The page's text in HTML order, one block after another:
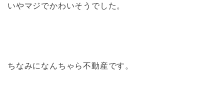
いやマジでかわいそうでした。
ちなみになんちゃら不動産です。